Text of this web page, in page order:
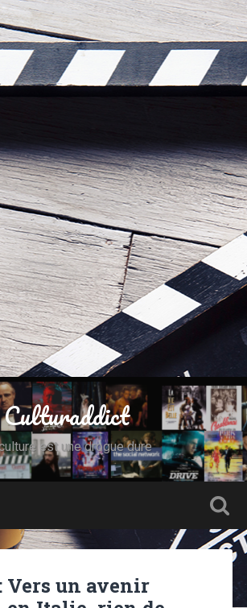
Culturaddict
est une drogue dure
Vers un avenir